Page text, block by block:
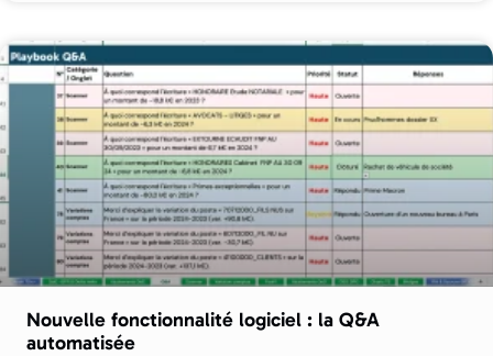
Nouvelle fonctionnalité logiciel : la Q&A
automatisée